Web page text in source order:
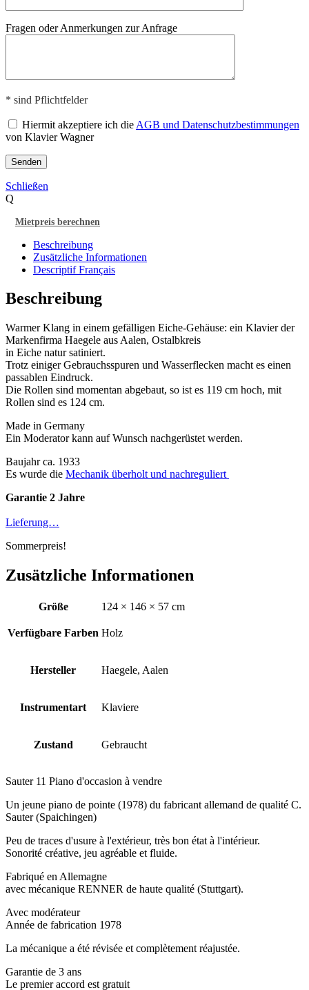
Bitte lasse dieses Feld leer.
Fragen oder Anmerkungen zur Anfrage
* sind Pflichtfelder
Hiermit akzeptiere ich die AGB und Datenschutzbestimmungen
von Klavier Wagner
Schließen
Q
Mietpreis berechnen
Beschreibung
Zusätzliche Informationen
Descriptif Français
Beschreibung
Warmer Klang in einem gefälligen Eiche-Gehäuse: ein Klavier der
Markenfirma Haegele aus Aalen, Ostalbkreis
in Eiche natur satiniert.
Trotz einiger Gebrauchsspuren und Wasserflecken macht es einen
passablen Eindruck.
Die Rollen sind momentan abgebaut, so ist es 119 cm hoch, mit
Rollen sind es 124 cm.
Made in Germany
Ein Moderator kann auf Wunsch nachgerüstet werden.
Baujahr ca. 1933
Es wurde die Mechanik überholt und nachreguliert
Garantie 2 Jahre
Lieferung…
Sommerpreis!
Zusätzliche Informationen
Größe 124 × 146 × 57 cm
Verfügbare Farben Holz
Hersteller Haegele, Aalen
Instrumentart Klaviere
Zustand Gebraucht
Sauter 11 Piano d'occasion à vendre
Un jeune piano de pointe (1978) du fabricant allemand de qualité C.
Sauter (Spaichingen)
Peu de traces d'usure à l'extérieur, très bon état à l'intérieur.
Sonorité créative, jeu agréable et fluide.
Fabriqué en Allemagne
avec mécanique RENNER de haute qualité (Stuttgart).
Avec modérateur
Année de fabrication 1978
La mécanique a été révisée et complètement réajustée.
Garantie de 3 ans
Le premier accord est gratuit